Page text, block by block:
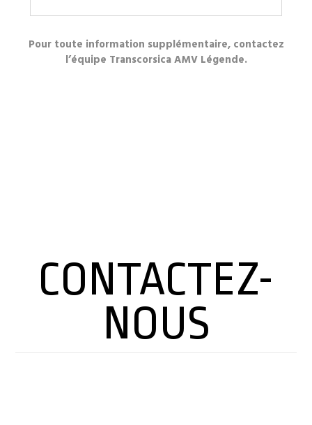
Pour toute information supplémentaire, contactez
l’équipe Transcorsica AMV Légende.
CONTACTEZ-
NOUS